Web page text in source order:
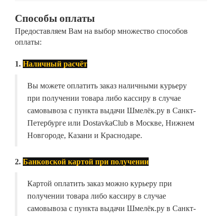
Способы оплаты
Предоставляем Вам на выбор множество способов
оплаты:
1. Наличный расчёт
Вы можете оплатить заказ наличными курьеру
при получении товара либо кассиру в случае
самовывоза с пункта выдачи Шмелёк.ру в Санкт-
Петербурге или DostavkaClub в Москве, Нижнем
Новгороде, Казани и Краснодаре.
2. Банковской картой при получении
Картой оплатить заказ можно курьеру при
получении товара либо кассиру в случае
самовывоза с пункта выдачи Шмелёк.ру в Санкт-